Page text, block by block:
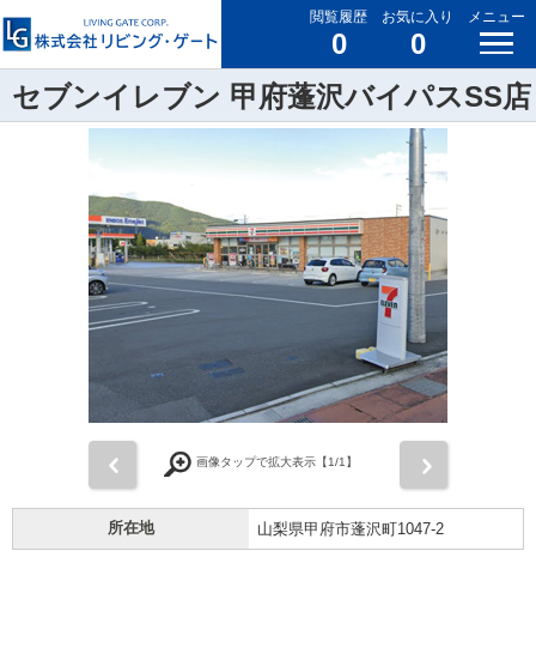
閲覧履歴
0
お気に入り
0
メニュー
セブンイレブン 甲府蓬沢バイパスSS店
画像タップで拡大表示【1/1】
所在地 山梨県甲府市蓬沢町1047-2